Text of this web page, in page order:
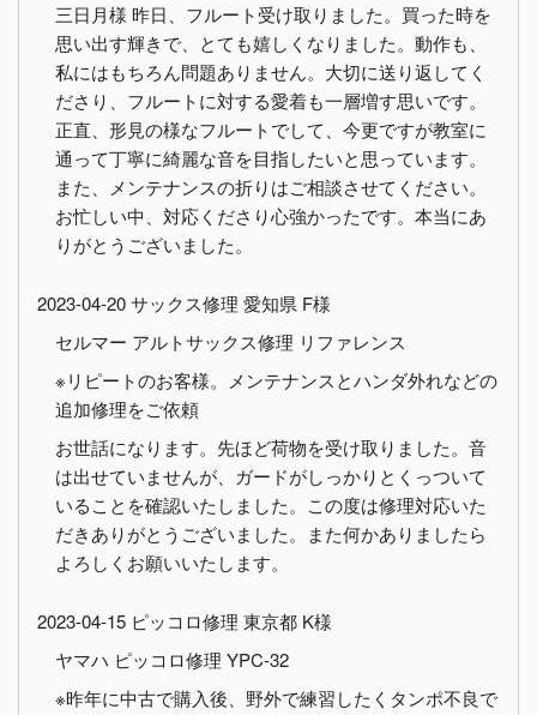
三日月様 昨日、フルート受け取りました。買った時を
思い出す輝きで、とても嬉しくなりました。動作も、
私にはもちろん問題ありません。大切に送り返してく
ださり、フルートに対する愛着も一層増す思いです。
正直、形見の様なフルートでして、今更ですが教室に
通って丁寧に綺麗な音を目指したいと思っています。
また、メンテナンスの折りはご相談させてください。
お忙しい中、対応くださり心強かったです。本当にあ
りがとうございました。
2023-04-20 サックス修理 愛知県 F様
セルマー アルトサックス修理 リファレンス
※リピートのお客様。メンテナンスとハンダ外れなどの
追加修理をご依頼
お世話になります。先ほど荷物を受け取りました。音
は出せていませんが、ガードがしっかりとくっついて
いることを確認いたしました。この度は修理対応いた
だきありがとうございました。また何かありましたら
よろしくお願いいたします。
2023-04-15 ピッコロ修理 東京都 K様
ヤマハ ピッコロ修理 YPC-32
※昨年に中古で購入後、野外で練習したくタンポ不良で